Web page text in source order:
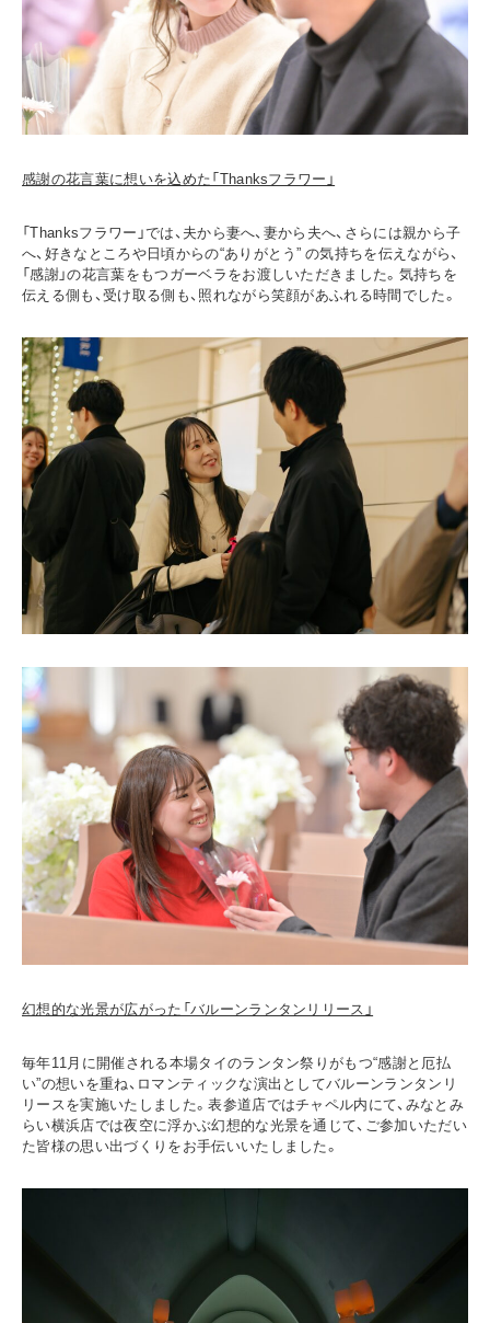
感謝の花言葉に想いを込めた「Thanksフラワー」
「Thanksフラワー」では、夫から妻へ、妻から夫へ、さらには親から子
へ、好きなところや日頃からの“ありがとう” の気持ちを伝えながら、
「感謝」の花言葉をもつガーベラをお渡しいただきました。気持ちを
伝える側も、受け取る側も、照れながら笑顔があふれる時間でした。
幻想的な光景が広がった「バルーンランタンリリース」
毎年11月に開催される本場タイのランタン祭りがもつ“感謝と厄払
い”の想いを重ね、ロマンティックな演出としてバルーンランタンリ
リースを実施いたしました。表参道店ではチャペル内にて、みなとみ
らい横浜店では夜空に浮かぶ幻想的な光景を通じて、ご参加いただい
た皆様の思い出づくりをお手伝いいたしました。